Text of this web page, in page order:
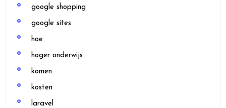
google shopping
google sites
hoe
hoger onderwijs
komen
kosten
laravel